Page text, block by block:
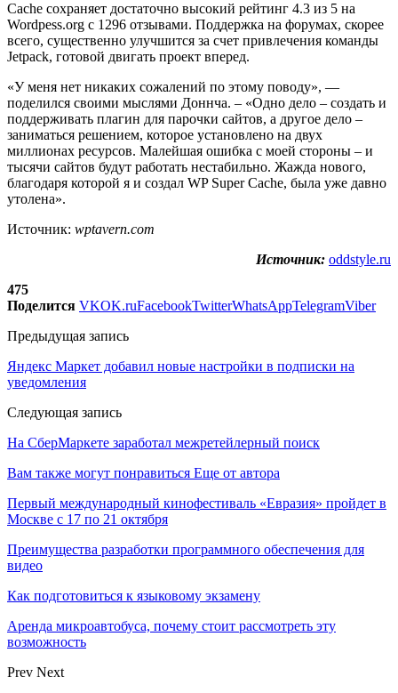
Cache сохраняет достаточно высокий рейтинг 4.3 из 5 на
Wordpess.org с 1296 отзывами. Поддержка на форумах, скорее
всего, существенно улучшится за счет привлечения команды
Jetpack, готовой двигать проект вперед.
«У меня нет никаких сожалений по этому поводу», —
поделился своими мыслями Доннча. – «Одно дело – создать и
поддерживать плагин для парочки сайтов, а другое дело –
заниматься решением, которое установлено на двух
миллионах ресурсов. Малейшая ошибка с моей стороны – и
тысячи сайтов будут работать нестабильно. Жажда нового,
благодаря которой я и создал WP Super Cache, была уже давно
утолена».
Источник: wptavern.com
Источник: oddstyle.ru
475
Поделится VKOK.ruFacebookTwitterWhatsAppTelegramViber
Предыдущая запись
Яндекс Маркет добавил новые настройки в подписки на
уведомления
Следующая запись
На СберМаркете заработал межретейлерный поиск
Вам также могут понравиться Еще от автора
Первый международный кинофестиваль «Евразия» пройдет в
Москве с 17 по 21 октября
Преимущества разработки программного обеспечения для
видео
Как подготовиться к языковому экзамену
Аренда микроавтобуса, почему стоит рассмотреть эту
возможность
Prev Next